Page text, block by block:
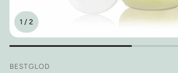
1 / 2
BESTGLOD